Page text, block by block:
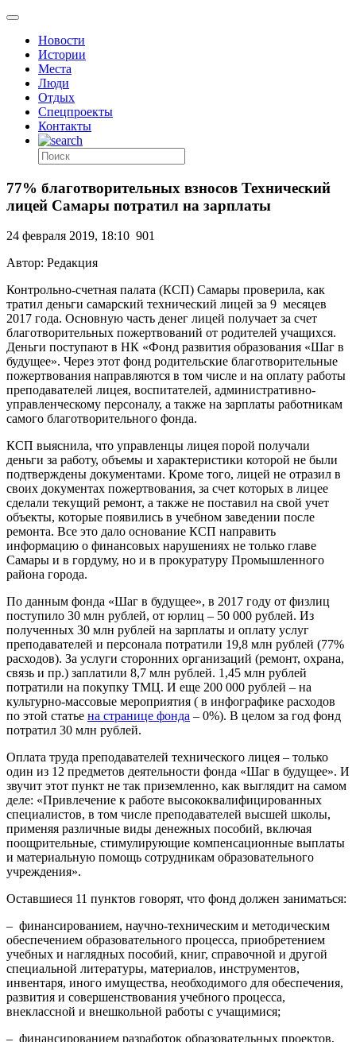
Новости
Истории
Места
Люди
Отдых
Спецпроекты
Контакты
77% благотворительных взносов Технический
лицей Самары потратил на зарплаты
24 февраля 2019, 18:10 901
Автор: Редакция
Контрольно-счетная палата (КСП) Самары проверила, как
тратил деньги самарский технический лицей за 9 месяцев
2017 года. Основную часть денег лицей получает за счет
благотворительных пожертвований от родителей учащихся.
Деньги поступают в НК «Фонд развития образования «Шаг в
будущее». Через этот фонд родительские благотворительные
пожертвования направляются в том числе и на оплату работы
преподавателей лицея, воспитателей, административно-
управленческому персоналу, а также на зарплаты работникам
самого благотворительного фонда.
КСП выяснила, что управленцы лицея порой получали
деньги за работу, объемы и характеристики которой не были
подтверждены документами. Кроме того, лицей не отразил в
своих документах пожертвования, за счет которых в лицее
сделали текущий ремонт, а также не поставил на свой учет
объекты, которые появились в учебном заведении после
ремонта. Все это дало основание КСП направить
информацию о финансовых нарушениях не только главе
Самары и в гордуму, но и в прокуратуру Промышленного
района города.
По данным фонда «Шаг в будущее», в 2017 году от физлиц
поступило 30 млн рублей, от юрлиц – 50 000 рублей. Из
полученных 30 млн рублей на зарплаты и оплату услуг
преподавателей и персонала потратили 19,8 млн рублей (77%
расходов). За услуги сторонних организаций (ремонт, охрана,
связь и пр.) заплатили 8,7 млн рублей. 1,45 млн рублей
потратили на покупку ТМЦ. И еще 200 000 рублей – на
культурно-массовые мероприятия ( в инфографике расходов
по этой статье на странице фонда – 0%). В целом за год фонд
потратил 30 млн рублей.
Оплата труда преподавателей технического лицея – только
один из 12 предметов деятельности фонда «Шаг в будущее». И
звучит этот пункт не так приземленно, как выглядит на самом
деле: «Привлечение к работе высококвалифицированных
специалистов, в том числе преподавателей высшей школы,
применяя различные виды денежных пособий, включая
поощрительные, стимулирующие компенсационные выплаты
и материальную помощь сотрудникам образовательного
учреждения».
Оставшиеся 11 пунктов говорят, что фонд должен заниматься:
– финансированием, научно-техническим и методическим
обеспечением образовательного процесса, приобретением
учебных и наглядных пособий, книг, справочной и другой
специальной литературы, материалов, инструментов,
инвентаря, иного имущества, необходимого для обеспечения,
развития и совершенствования учебного процесса,
внеклассной и внешкольной работы с учащимися;
– финансированием разработок образовательных проектов,